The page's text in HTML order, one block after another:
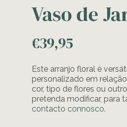
Vaso de
€39,95
Este arranjo floral é
personalizado em
cor, tipo de flores ou
pretenda modificar, para
contacto connosco.